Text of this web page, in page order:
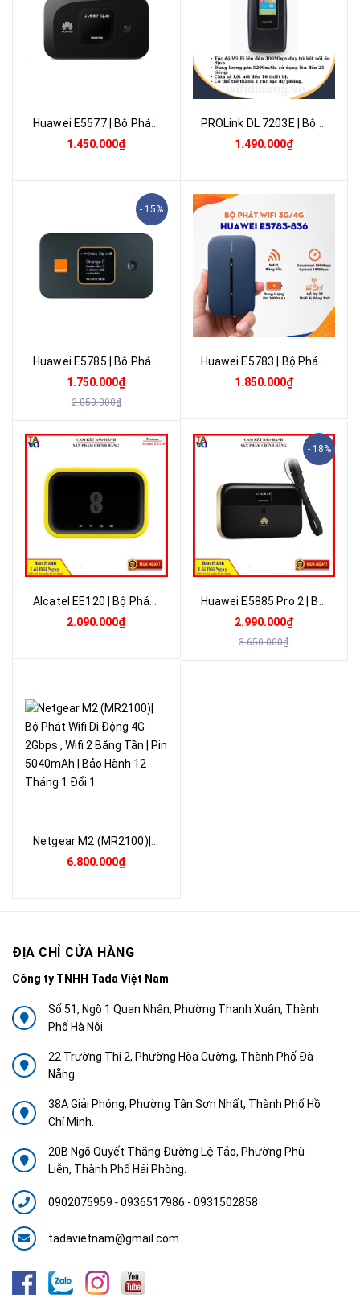
1.450.000₫
1.490.000₫
- 15%
1.750.000₫
2.050.000₫
1.850.000₫
2.090.000₫
- 18%
2.990.000₫
3.650.000₫
6.800.000₫
ĐỊA CHỈ CỬA HÀNG
Công ty TNHH Tada Việt Nam
Số 51, Ngõ 1 Quan Nhân, Phường Thanh Xuân, Thành
Phố Hà Nội.
22 Trường Thi 2, Phường Hòa Cường, Thành Phố Đà
Nẵng.
38A Giải Phóng, Phường Tân Sơn Nhất, Thành Phố Hồ
Chí Minh.
20B Ngõ Quyết Thắng Đường Lệ Tảo, Phường Phù
Liễn, Thành Phố Hải Phòng.
0902075959 -0936517986 - 0931502858
tadavietnam@gmail.com